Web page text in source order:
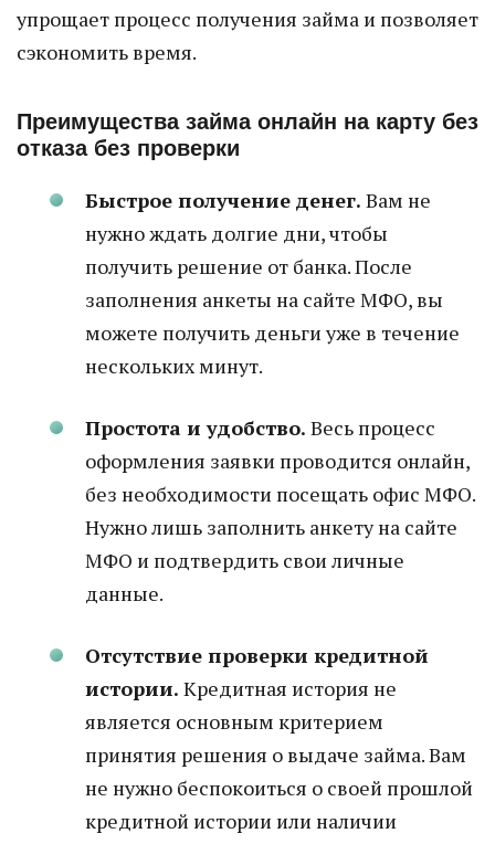
упрощает процесс получения займа и позволяет
сэкономить время.
Преимущества займа онлайн на карту без
отказа без проверки
Быстрое получение денег. Вам не
нужно ждать долгие дни, чтобы
получить решение от банка. После
заполнения анкеты на сайте МФО, вы
можете получить деньги уже в течение
нескольких минут.
Простота и удобство. Весь процесс
оформления заявки проводится онлайн,
без необходимости посещать офис МФО.
Нужно лишь заполнить анкету на сайте
МФО и подтвердить свои личные
данные.
Отсутствие проверки кредитной
истории. Кредитная история не
является основным критерием
принятия решения о выдаче займа. Вам
не нужно беспокоиться о своей прошлой
кредитной истории или наличии